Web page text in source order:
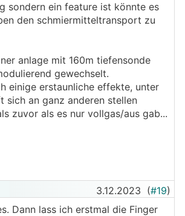
sondern ein feature ist könnte es
den schmiermitteltransport zu
anlage mit 160m tiefensonde
gewechselt.
einige erstaunliche effekte, unter
sich an ganz anderen stellen
zuvor als es nur vollgas/aus gab...
3.12.2023 (#19)
Dann lass ich erstmal die Finger